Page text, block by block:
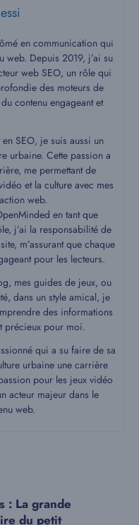
en communication qui
web. Depuis 2019, j’ai su
web SEO, un rôle qui
des moteurs de
contenu engageant et
en SEO, je suis aussi un
urbaine. Cette passion a
me permettant de
et la culture avec mes
web.
en tant que
j’ai la responsabilité de
m’assurant que chaque
pour les lecteurs.
mes guides de jeux, ou
dans un style amical, je
des informations
précieux pour moi.
qui a su faire de sa
urbaine une carrière
pour les jeux vidéo
acteur majeur dans le
web.
: La grande
du petit